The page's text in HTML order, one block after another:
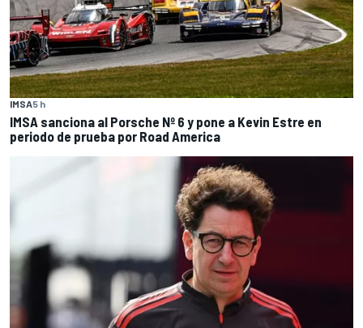
IMSA5 h
IMSA sanciona al Porsche Nº 6 y pone a Kevin Estre en
periodo de prueba por Road America